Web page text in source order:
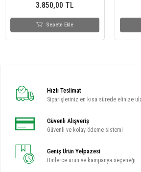
3.850,00 TL
Sepete Ekle
Hızlı Teslimat
Siparişleriniz en kısa sürede elinize
Güvenli Alışveriş
Güvenli ve kolay ödeme sistemi
Geniş Ürün Yelpazesi
Binlerce ürün ve kampanya seçeneği